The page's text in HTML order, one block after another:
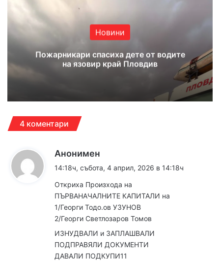
Новини
Пожарникари спасиха дете от водите
на язовир край Пловдив
4 коментари
Анонимен
а
:
14:18ч, събота, 4 април, 2026 в 14:18ч
Откриха Произхода на
ПЪРВАНАЧАЛНИТЕ КАПИТАЛИ на
1/Георги Тодо.ов УЗУНОВ
2/Георги Светлозаров Томов
ИЗНУДВАЛИ и ЗАПЛАШВАЛИ
ПОДПРАВЯЛИ ДОКУМЕНТИ
ДАВАЛИ ПОДКУПИ11